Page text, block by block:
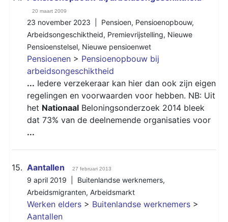
20 maart 2009
23 november 2023 | Pensioen, Pensioenopbouw,
Arbeidsongeschiktheid, Premievrijstelling, Nieuwe
Pensioenstelsel, Nieuwe pensioenwet
Pensioenen > Pensioenopbouw bij
arbeidsongeschiktheid
... Iedere verzekeraar kan hier dan ook zijn eigen
regelingen en voorwaarden voor hebben. NB: Uit
het Nationaal Beloningsonderzoek 2014 bleek
dat 73% van de deelnemende organisaties voor
...
15. Aantallen 27 februari 2013
9 april 2019 | Buitenlandse werknemers,
Arbeidsmigranten, Arbeidsmarkt
Werken elders > Buitenlandse werknemers >
Aantallen